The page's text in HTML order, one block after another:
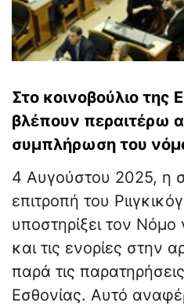
Στο κοινοβούλιο της
βλέπουν περαιτέρω
συμπλήρωση του
4 Αυγούστου 2025, η
επιτροπή του
υποστηρίξει τον Νόμο
και τις ενορίες στην
παρά τις
Εσθονίας. Αυτό